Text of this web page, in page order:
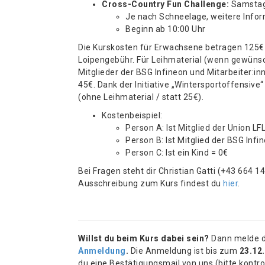
Cross-Country Fun Challenge:
Je nach Schneelage, weitere
Beginn ab 10:00 Uhr
Die Kurskosten für Erwachsene betragen
Loipengebühr. Für Leihmaterial (wenn
Mitglieder der BSG Infineon und
45€. Dank der Initiative
(ohne Leihmaterial / statt 25€).
Kostenbeispiel:
Person A: Ist Mitglied der Union
Person B: Ist Mitglied der BSG
Person C: Ist ein Kind = 0€
Bei Fragen steht dir Christian Gatti (+43 664
Ausschreibung zum Kurs findest du hier.
Willst du beim Kurs dabei sein? Dann melde
Anmeldung. Die Anmeldung ist bis zum